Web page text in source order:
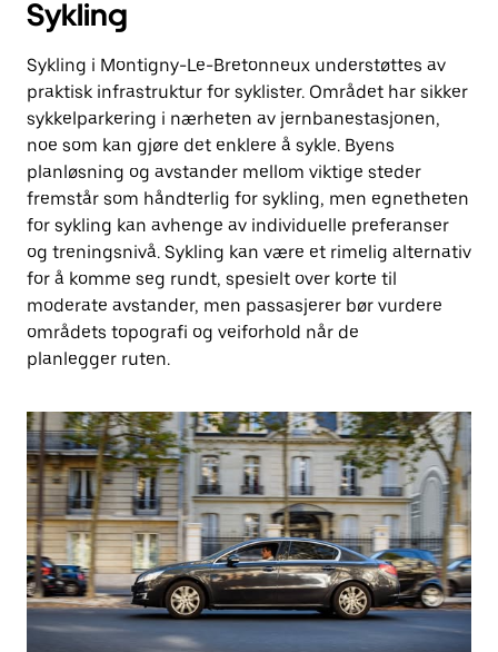
Sykling
Sykling i Montigny-Le-Bretonneux understøttes av
praktisk infrastruktur for syklister. Området har sikker
sykkelparkering i nærheten av jernbanestasjonen,
noe som kan gjøre det enklere å sykle. Byens
planløsning og avstander mellom viktige steder
fremstår som håndterlig for sykling, men egnetheten
for sykling kan avhenge av individuelle preferanser
og treningsnivå. Sykling kan være et rimelig alternativ
for å komme seg rundt, spesielt over korte til
moderate avstander, men passasjerer bør vurdere
områdets topografi og veiforhold når de
planlegger ruten.